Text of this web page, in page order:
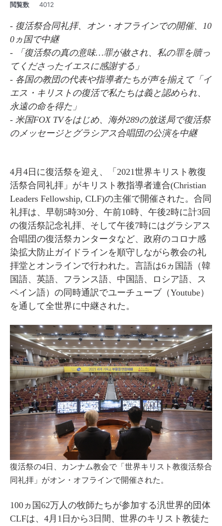
閲覧数 4012
- 復活祭合同礼拝、オン・オフラインでの開催、10
0ヵ国で中継
- 「復活祭の真の意味…罪が赦され、私の罪を贖っ
てくださったイエスに感謝する」
- 各国の教団の代表や指導者たちが声を揃えて「イ
エス・キリストの復活で私たちは義と認められ、
永遠の命を得た」
- 米国FOX TVをはじめ、海外289の放送局で復活祭
のメッセージとグラシアス合唱団の公演を中継
4月4日に復活祭を迎え、「2021世界キリスト教復
活祭合同礼拝」がキリスト教指導者連合(Christian
Leaders Fellowship, CLF)の主催で開催された。合同
礼拝は、早朝5時30分、午前10時、午後2時に計3回
の復活祭記念礼拝、そして午後7時にはグラシアス
合唱団の復活祭カンタータなど、政府のコロナ感
染拡大防止ガイドラインを順守しながら教会の礼
拝堂とオンラインで行われた。言語は6ヵ国語（韓
国語、英語、フランス語、中国語、ロシア語、ス
ペイン語）の同時通訳でユーチューブ（Youtube）
を通して全世界に中継された。
復活祭の4日、カンナム教会で「世界キリスト教復活祭合
同礼拝」がオン・オフラインで開催された。
100ヵ国62万人の牧師たちが参加する汎世界的団体
CLFは、4月1日から3日間、世界のキリスト教徒た